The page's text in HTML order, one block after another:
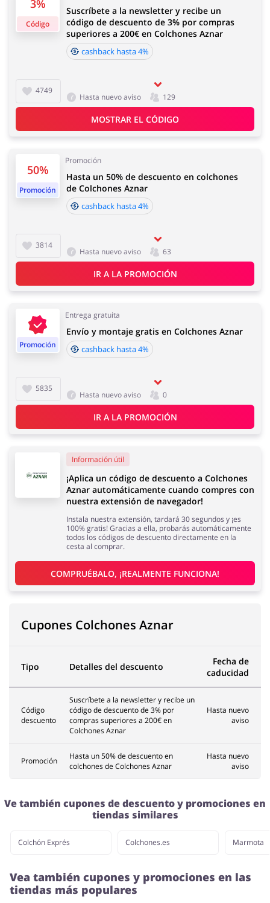
Regalos y Flores Supermercado
Hogar y Jardín Deporte y Hobby
Moda
Turismo y Viajes
Joyería y Accesorios
Lencería y Erótica
horas a 4 días
Tiempo de aceptación del cashback:
3%
Código
4749
Suscríbete a la newsletter y recibe un
código de descuento de 3% por compras
superiores a 200€ en Colchones Aznar
cashback hasta 4%
Hasta nuevo aviso 129
MOSTRAR EL CÓDIGO
50%
Promoción
Promoción
3814
Hasta un 50% de descuento en colchones
de Colchones Aznar
cashback hasta 4%
Hasta nuevo aviso 63
IR A LA PROMOCIÓN
Promoción
Entrega gratuita
5835
Envío y montaje gratis en Colchones Aznar
cashback hasta 4%
Hasta nuevo aviso 0
IR A LA PROMOCIÓN
Información útil
¡Aplica un código de descuento a Colchones
Aznar automáticamente cuando compres con
nuestra extensión de navegador!
Instala nuestra extensión, tardará 30 segundos y ¡es
100% gratis! Gracias a ella, probarás automáticamente
todos los códigos de descuento directamente en la
cesta al comprar.
COMPRUÉBALO, ¡REALMENTE FUNCIONA!
Cupones Colchones Aznar
Tipo Detalles del descuento
Fecha de
caducidad
Código
descuento
Suscríbete a la newsletter y recibe un
código de descuento de 3% por
compras superiores a 200€ en
Colchones Aznar
Hasta nuevo
aviso
Promoción
Hasta un 50% de descuento en
colchones de Colchones Aznar
Hasta nuevo
aviso
Ve también cupones de descuento y promociones en
tiendas similares
Colchón Exprés Colchones.es Marmota
Vea también cupones y promociones en las
tiendas más populares